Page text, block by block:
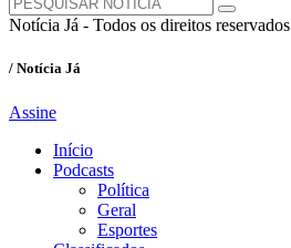
Notícia Já - Todos os direitos reservados
/ Notícia Já
Assine
Início
Podcasts
Política
Geral
Esportes